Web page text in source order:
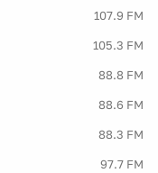
107.9 FM
105.3 FM
88.8 FM
88.6 FM
88.3 FM
97.7 FM